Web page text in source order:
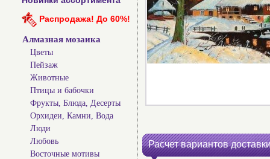
Распродажа! До 60%!
Алмазная мозаика
Цветы
Пейзаж
Животные
Птицы и бабочки
Фрукты, Блюда, Десерты
Орхидеи, Камни, Вода
Люди
Любовь
Восточные мотивы
Расчет вариантов